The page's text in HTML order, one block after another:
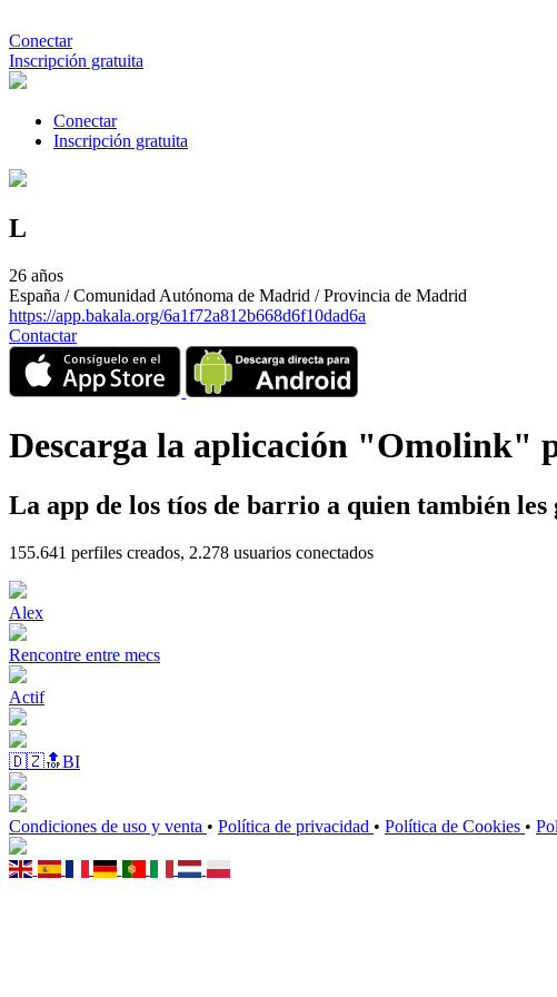
Conectar
Inscripción gratuita
Conectar
Inscripción gratuita
L
26 años
España / Comunidad Autónoma de Madrid / Provincia de Madrid
https://app.bakala.org/6a1f72a812b668d6f10dad6a
Contactar
Descarga la aplicación "Omolink"
La app de los tíos de barrio a quien también les
155.641 perfiles creados, 2.278 usuarios conectados
Alex
Rencontre entre mecs
Actif
🇩🇿🔝BI
Condiciones de uso y venta • Política de privacidad • Política de Cookies •